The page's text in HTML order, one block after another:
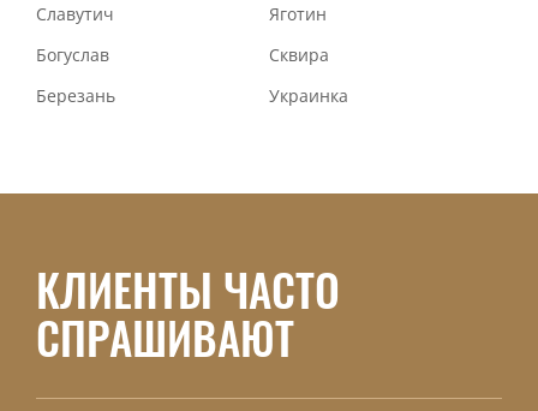
Славутич
Яготин
Богуслав
Сквира
Березань
Украинка
КЛИЕНТЫ ЧАСТО
СПРАШИВАЮТ